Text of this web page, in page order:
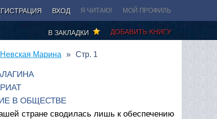
ВХОД Я ЧИТАЮ! МОЙ ПРОФИЛЬ
ДОБАВИТЬ КНИГУ
В ЗАКЛАДКИ
Марина Стр. 1
В ОБЩЕСТВЕ
стране сводилась лишь к обеспечению